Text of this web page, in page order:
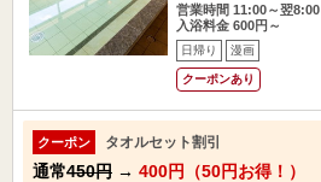
営業時間 11:00～翌8:00
入浴料金 600円～
日帰り 漫画
クーポンあり
クーポン タオルセット割引
通常450円 → 400円（50円お得！）